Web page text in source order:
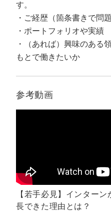
正社員
マーケマネージャー
カスタマーサクセスマネージャ
常勤監査役
内部監査室長
す。
ご経歴（箇条書きで問
ポートフォリオや実績
（あれば）興味のある
もとで働きたいか
参考動画
【若手必見】インター
長できた理由とは？